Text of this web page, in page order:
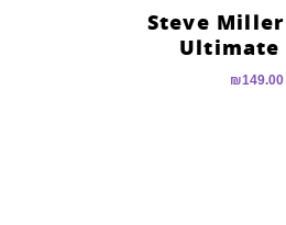
Steve Miller
Ultimate
₪149.00